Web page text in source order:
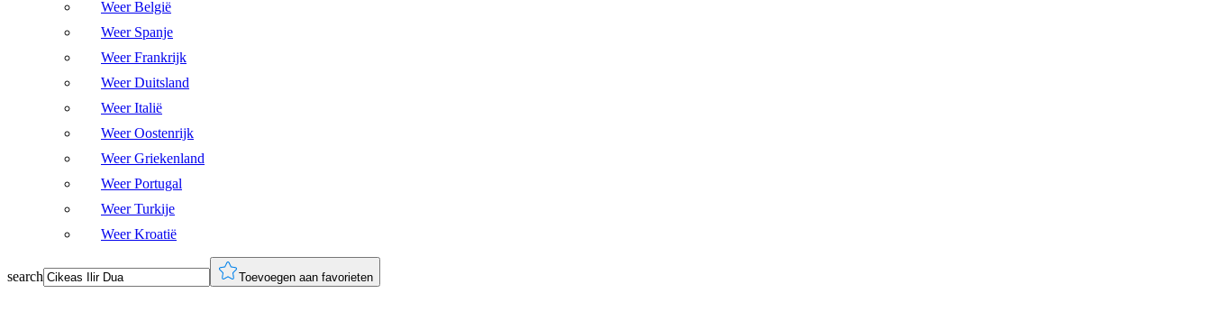
Weer België
Weer Spanje
Weer Frankrijk
Weer Duitsland
Weer Italië
Weer Oostenrijk
Weer Griekenland
Weer Portugal
Weer Turkije
Weer Kroatië
search Toevoegen aan favorieten